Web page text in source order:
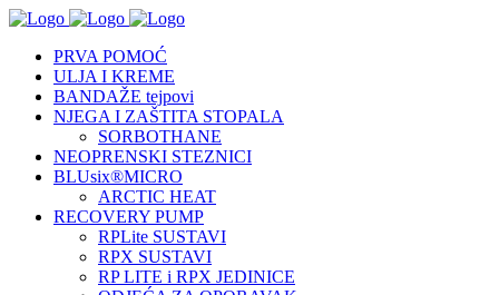
PRVA POMOĆ
ULJA I KREME
BANDAŽE tejpovi
NJEGA I ZAŠTITA STOPALA
SORBOTHANE
NEOPRENSKI STEZNICI
BLUsix®MICRO
ARCTIC HEAT
RECOVERY PUMP
RPLite SUSTAVI
RPX SUSTAVI
RP LITE i RPX JEDINICE